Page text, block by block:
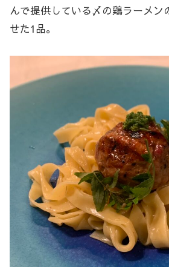
んで提供している〆の鶏ラーメン
せた1品。